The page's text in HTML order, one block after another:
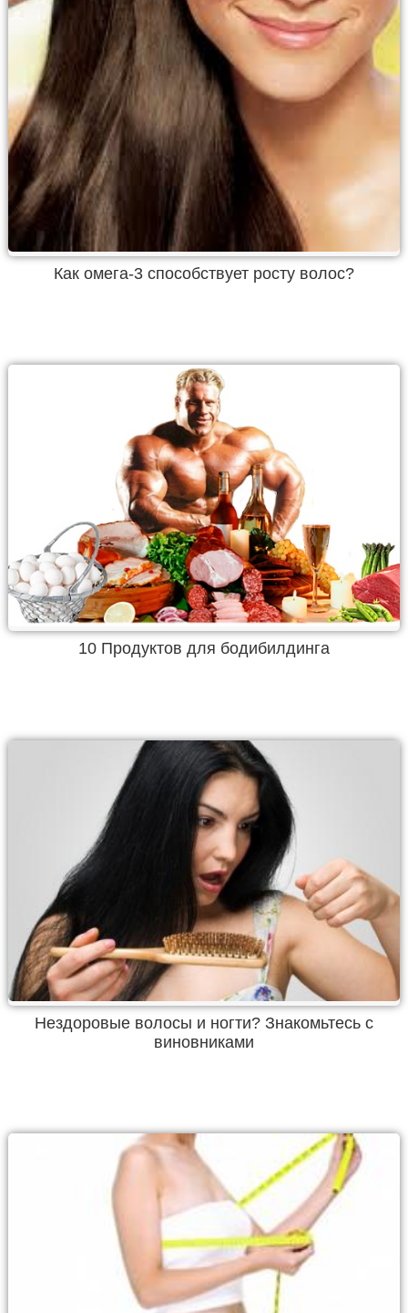
Как омега-3 способствует росту волос?
10 Продуктов для бодибилдинга
Нездоровые волосы и ногти? Знакомьтесь с
виновниками